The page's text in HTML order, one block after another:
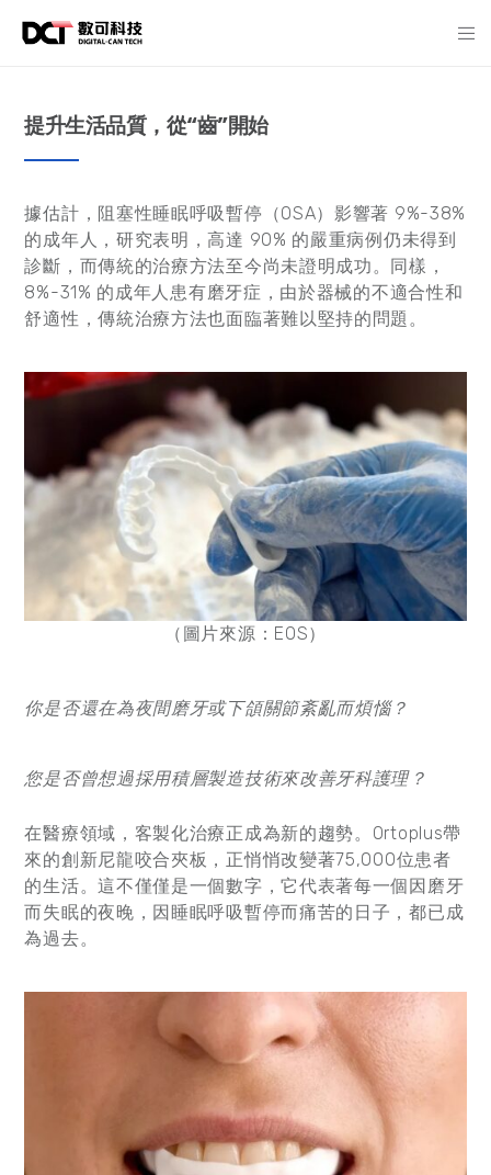
提升生活品質，從“齒”開始
據估計，阻塞性睡眠呼吸暫停（OSA）影響著 9%-38%
的成年人，研究表明，高達 90% 的嚴重病例仍未得到
診斷，而傳統的治療方法至今尚未證明成功。同樣，
8%-31% 的成年人患有磨牙症，由於器械的不適合性和
舒適性，傳統治療方法也面臨著難以堅持的問題。
（圖片來源：EOS）
你是否還在為夜間磨牙或下頜關節紊亂而煩惱？
您是否曾想過採用積層製造技術來改善牙科護理？
在醫療領域，客製化治療正成為新的趨勢。Ortoplus帶
來的創新尼龍咬合夾板，正悄悄改變著75,000位患者
的生活。這不僅僅是一個數字，它代表著每一個因磨牙
而失眠的夜晚，因睡眠呼吸暫停而痛苦的日子，都已成
為過去。